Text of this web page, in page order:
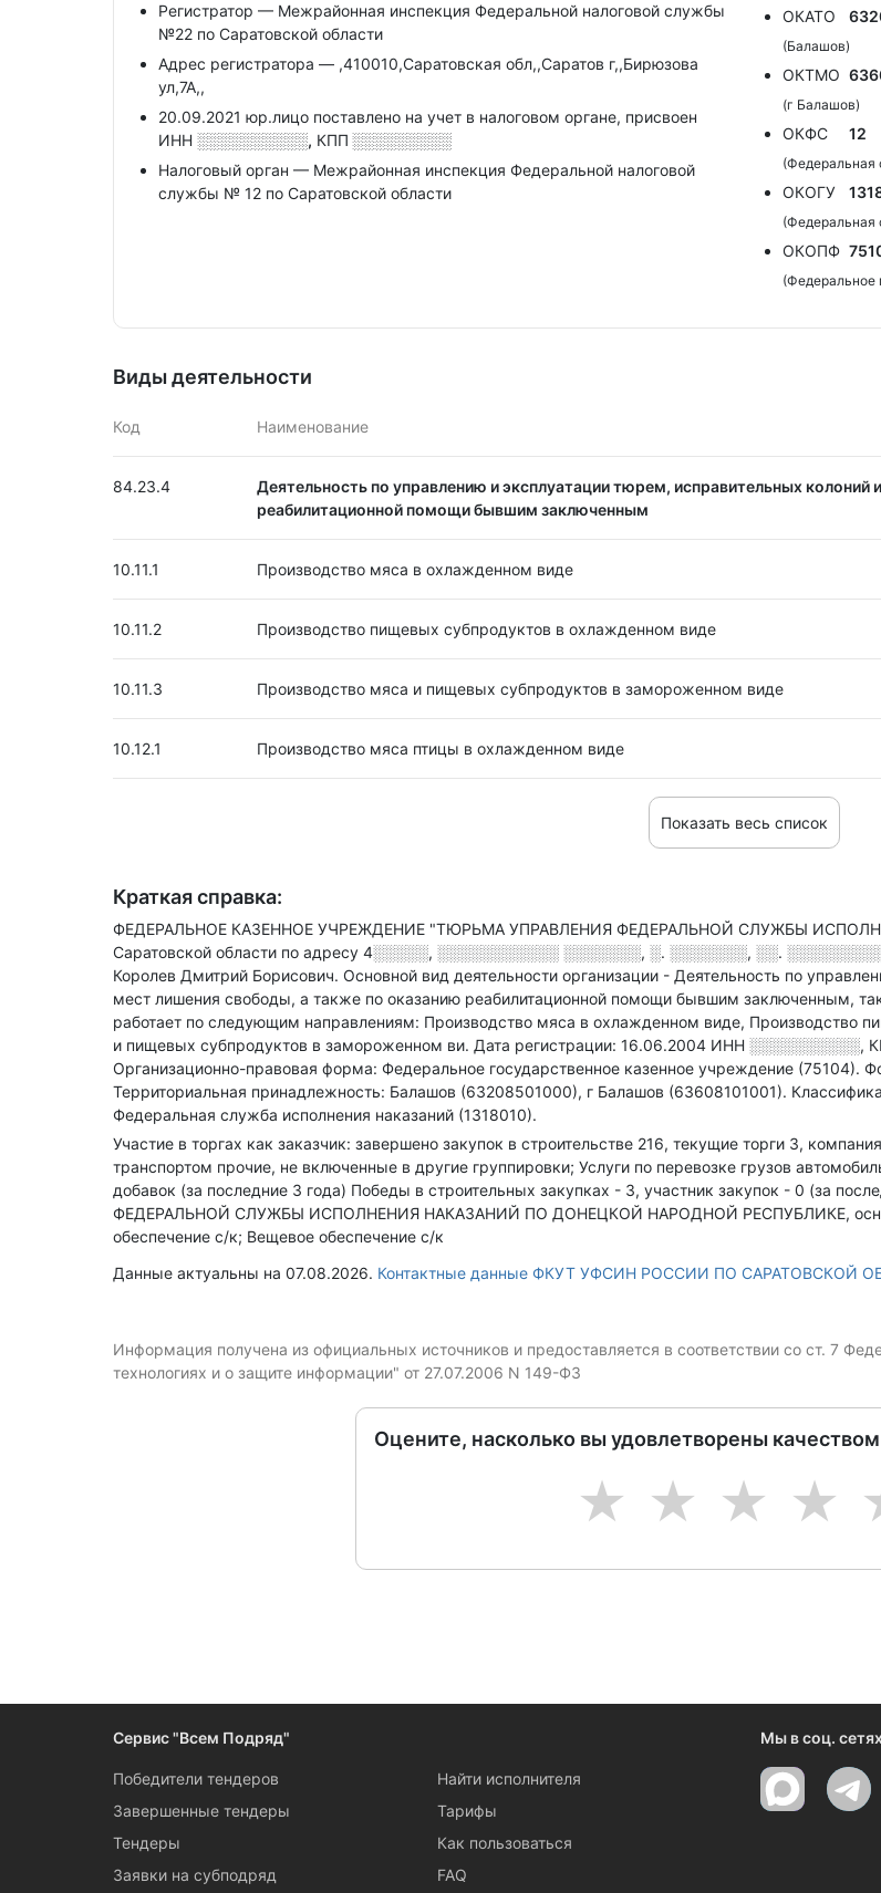
Регистратор — Межрайонная инспекция Федеральной налоговой службы
№22 по Саратовской области
Адрес регистратора — ,410010,Саратовская обл,,Саратов г,,Бирюзова
ул,7А,,
20.09.2021 юр.лицо поставлено на учет в налоговом органе, присвоен
ИНН ░░░░░░░░░░, КПП ░░░░░░░░░
Налоговый орган — Межрайонная инспекция Федеральной налоговой
службы № 12 по Саратовской области
ОКАТО
(Балашов)
ОКТМО
(г Балашов)
ОКФС 12
(Федеральная
ОКОГУ
(Федеральная
ОКОПФ
(Федеральное
Виды деятельности
Код Наименование
84.23.4
Деятельность по управлению и эксплуатации тюрем, исправительных
реабилитационной помощи бывшим заключенным
10.11.1 Производство мяса в охлажденном виде
10.11.2 Производство пищевых субпродуктов в охлажденном виде
10.11.3 Производство мяса и пищевых субпродуктов в замороженном виде
10.12.1 Производство мяса птицы в охлажденном виде
Показать весь список
Краткая справка:
ФЕДЕРАЛЬНОЕ КАЗЕННОЕ УЧРЕЖДЕНИЕ "ТЮРЬМА УПРАВЛЕНИЯ ФЕДЕРАЛЬНОЙ СЛУЖБЫ
Саратовской области по адресу 4░░░░░, ░░░░░░░░░░░ ░░░░░░░, ░. ░░░░░░░, ░░.
Королев Дмитрий Борисович. Основной вид деятельности организации - Деятельность по
мест лишения свободы, а также по оказанию реабилитационной помощи бывшим заключенным,
работает по следующим направлениям: Производство мяса в охлажденном виде, Производство
и пищевых субпродуктов в замороженном ви. Дата регистрации: 16.06.2004 ИНН ░░░░░░░░░░,
Организационно-правовая форма: Федеральное государственное казенное учреждение (75104).
Территориальная принадлежность: Балашов (63208501000), г Балашов (63608101001).
Федеральная служба исполнения наказаний (1318010).
Участие в торгах как заказчик: завершено закупок в строительстве 216, текущие торги 3,
транспортом прочие, не включенные в другие группировки; Услуги по перевозке грузов
добавок (за последние 3 года) Победы в строительных закупках - 3, участник закупок - 0 (за
ФЕДЕРАЛЬНОЙ СЛУЖБЫ ИСПОЛНЕНИЯ НАКАЗАНИЙ ПО ДОНЕЦКОЙ НАРОДНОЙ РЕСПУБЛИКЕ,
обеспечение с/к; Вещевое обеспечение с/к
Данные актуальны на 07.08.2026. Контактные данные ФКУТ УФСИН РОССИИ ПО САРАТОВСКОЙ
Информация получена из официальных источников и предоставляется в соответствии со ст. 7
технологиях и о защите информации" от 27.07.2006 N 149-ФЗ
Оцените, насколько вы удовлетворены
4
3
2
1
Сервис "Всем Подряд"
Победители тендеров
Завершенные тендеры
Тендеры
Заявки на субподряд
Найти исполнителя
Тарифы
Как пользоваться
FAQ
Мы в соц.